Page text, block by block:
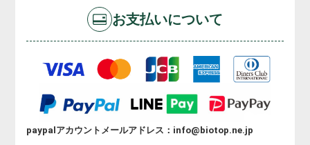
お支払いについて
paypalアカウントメールアドレス：info@biotop.ne.jp